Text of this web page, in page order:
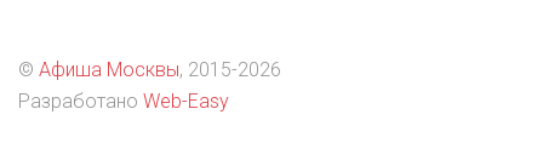
© Афиша Москвы, 2015-2026
Разработано Web-Easy